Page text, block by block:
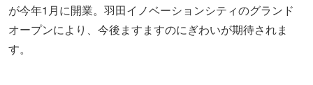
が今年1月に開業。羽田イノベーションシティのグランド
オープンにより、今後ますますのにぎわいが期待されま
す。